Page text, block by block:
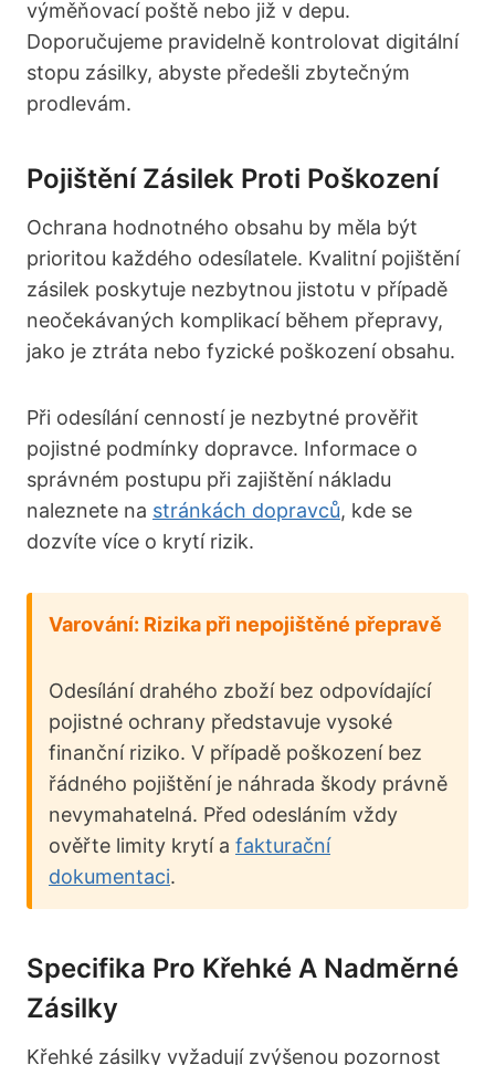
výměňovací poště nebo již v depu.
Doporučujeme pravidelně kontrolovat digitální
stopu zásilky, abyste předešli zbytečným
prodlevám.
Pojištění Zásilek Proti Poškození
Ochrana hodnotného obsahu by měla být
prioritou každého odesílatele. Kvalitní pojištění
zásilek poskytuje nezbytnou jistotu v případě
neočekávaných komplikací během přepravy,
jako je ztráta nebo fyzické poškození obsahu.
Při odesílání cenností je nezbytné prověřit
pojistné podmínky dopravce. Informace o
správném postupu při zajištění nákladu
naleznete na stránkách dopravců, kde se
dozvíte více o krytí rizik.
Varování: Rizika při nepojištěné přepravě
Odesílání drahého zboží bez odpovídající
pojistné ochrany představuje vysoké
finanční riziko. V případě poškození bez
řádného pojištění je náhrada škody právně
nevymahatelná. Před odesláním vždy
ověřte limity krytí a fakturační
dokumentaci.
Specifika Pro Křehké A Nadměrné
Zásilky
Křehké zásilky vyžadují zvýšenou pozornost